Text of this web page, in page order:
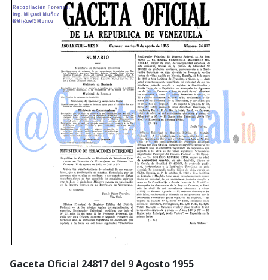
Gaceta Oficial 24817 del 9 Agosto 1955